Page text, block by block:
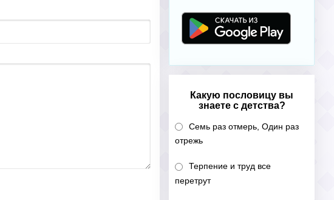
Какую пословицу вы
знаете с детства?
Семь раз отмерь, Один раз
отрежь
Терпение и труд все
перетрут